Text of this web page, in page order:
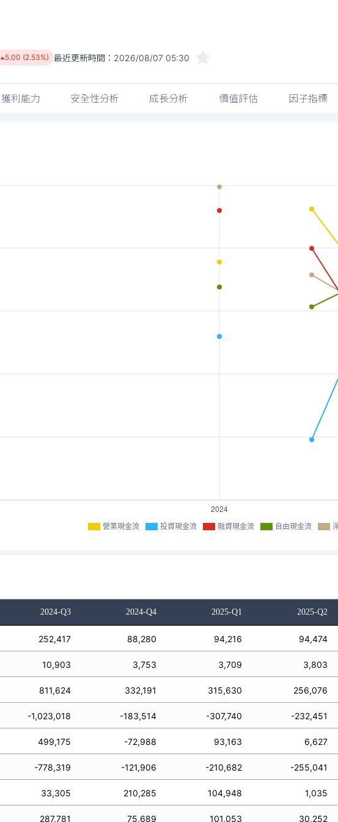
5.00 (2.53%) 最近更新時間： 2026/08/07 05:30
獲利能力 安全性分析 成長分析 價值評估 因子指標
營業現金流 投資現金流 融資現金流 自由現金流
2024-Q3 2024-Q4 2025-Q1 2025-Q2
252,417 88,280 94,216 94,474
10,903 3,753 3,709 3,803
811,624 332,191 315,630 256,076
-1,023,018 -183,514 -307,740 -232,451
499,175 -72,988 93,163 6,627
-778,319 -121,906 -210,682 -255,041
33,305 210,285 104,948 1,035
287,781 75,689 101,053 30,252